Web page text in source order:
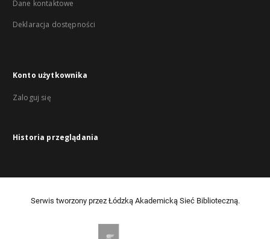
Dane kontaktowe
Deklaracja dostępności
Konto użytkownika
Zaloguj się
Historia przeglądania
Serwis tworzony przez Łódzką Akademicką Sieć Biblioteczną.